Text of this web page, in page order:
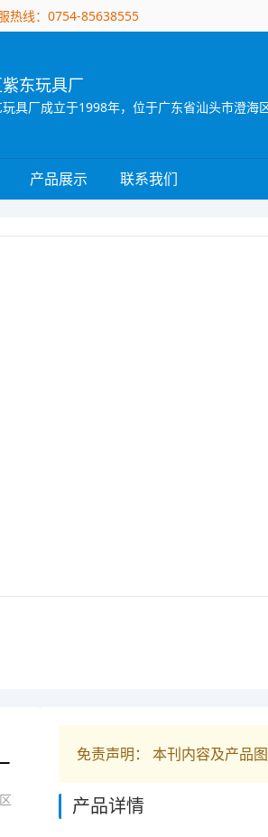
热线：0754-85638555
东玩具厂
产品展示 联系我们
免责声明： 本刊内容及产品
产品详情